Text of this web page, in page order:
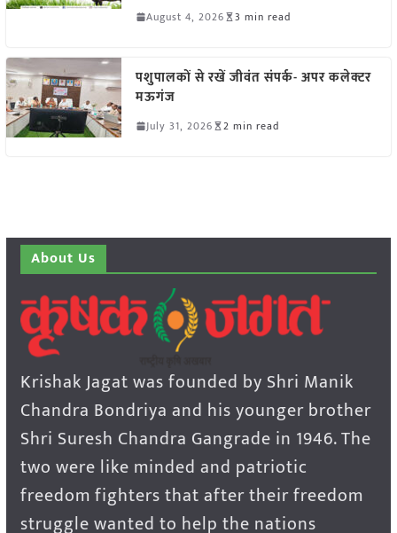
August 4, 2026 3 min read
पशुपालकों से रखें जीवंत संपर्क- अपर कलेक्टर
मऊगंज
July 31, 2026 2 min read
About Us
Krishak Jagat was founded by Shri Manik
Chandra Bondriya and his younger brother
Shri Suresh Chandra Gangrade in 1946. The
two were like minded and patriotic
freedom fighters that after their freedom
struggle wanted to help the nations